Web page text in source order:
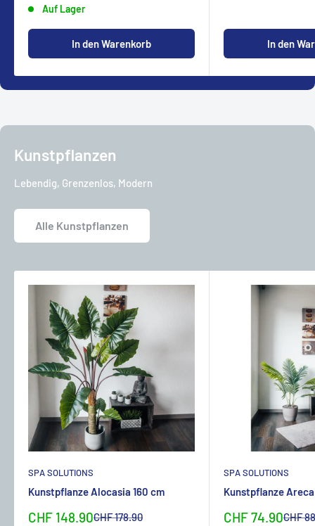
Auf Lager
In den Warenkorb In den
Kunstpflanzen
Lebendig, Grenzenlos, Modern
Alle Kunstpflanzen
SPA SOLUTIONS
Kunstpflanze Alocasia 160 cm
Sonderpreis
CHF 148.90Normalpreis
CHF 178.90
SPA SOLUTIONS
Kunstpflanze Areca
Sonderpreis
CHF 74.90CHF